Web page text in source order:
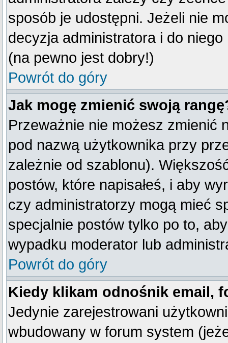
sposób je udostępni. Jeżeli nie
decyzja administratora i do
(na pewno jest dobry!)
Powrót do góry
Jak mogę zmienić swoją
Przeważnie nie możesz zmienić
pod nazwą użytkownika przy
zależnie od szablonu).
postów, które napisałeś, i aby
czy administratorzy mogą mieć
specjalnie postów tylko po to,
wypadku moderator lub
Powrót do góry
Kiedy klikam odnośnik email,
Jedynie zarejestrowani
wbudowany w forum system